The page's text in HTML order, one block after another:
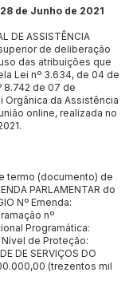
28 de Junho de 2021
DE ASSISTÊNCIA
de deliberação
das atribuições que
Lei nº 3.634, de 04 de
8.742 de 07 de
Orgânica da Assistência
online, realizada no
termo (documento) de
PARLAMENTAR do
Nº Emenda:
nº
Programática:
Nível de Proteção:
DE SERVIÇOS DO
(trezentos mil